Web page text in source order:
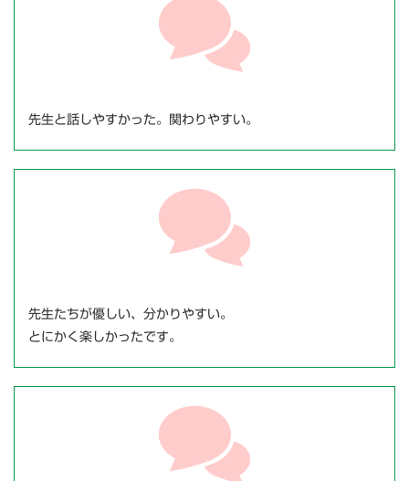
先生と話しやすかった。関わりやすい。
先生たちが優しい、分かりやすい。
とにかく楽しかったです。